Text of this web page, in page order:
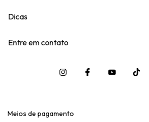
Dicas
Entre em contato
Meios de pagamento